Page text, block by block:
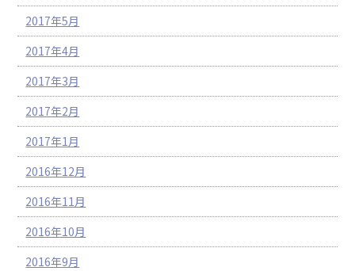
2017年5月
2017年4月
2017年3月
2017年2月
2017年1月
2016年12月
2016年11月
2016年10月
2016年9月